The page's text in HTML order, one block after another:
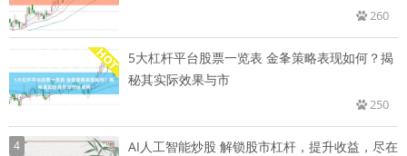
260
5大杠杆平台股票一览表 金夆策略表现如何？揭
秘其实际效果与市
250
4
AI人工智能炒股 解锁股市杠杆，提升收益，尽在